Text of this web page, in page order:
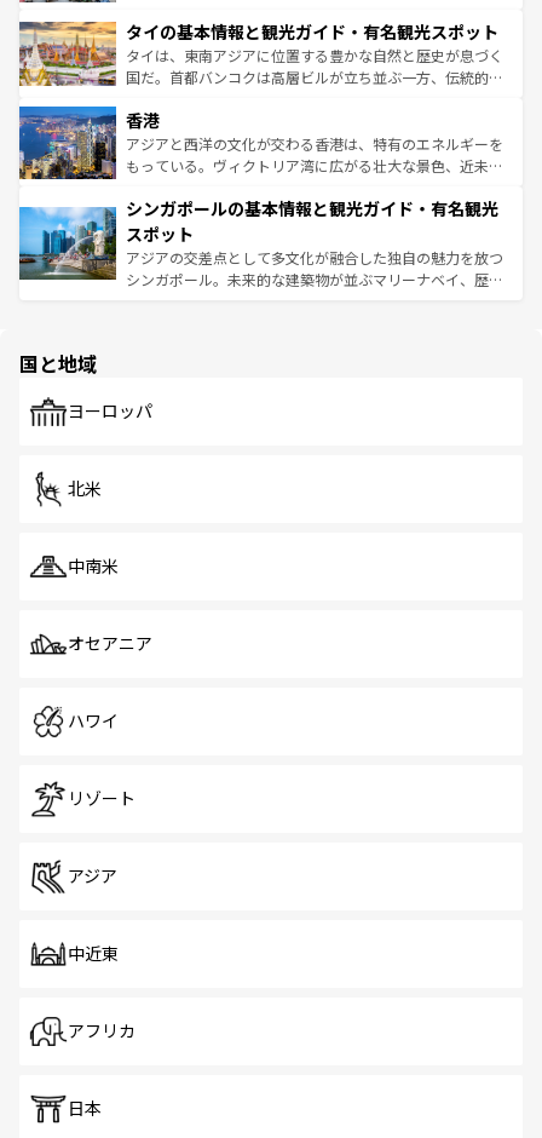
リティに包まれながら、韓国の多彩な魅力を心ゆくまで味
わってみてほしい。 なお、新着の韓国情報はコンテンツ一
覧を参照してほしい。
急速な発展と共に伝統が息づく。ハノイの古い町並みやホ
ーチミン市のフランス統治時代の建物も、独特の雰囲気を
醸し出している。また、バラエティの豊かさとおいしさで
とつ。フォーやバインミー、ベトナムコーヒーなどは、ぜ
ひ現地で味わいたい。どの地域を訪れてもあたたかい人々
が旅行者を迎えてくれるので、きっと忘れられない旅にな
参照してほしい。
タイの基本情報と観光ガイド・有名観光スポット
タイは、東南アジアに位置する豊かな自然と歴史が息づく
国だ。首都バンコクは高層ビルが立ち並ぶ一方、伝統的な
の活気が交差している。北部ではチェンマイなどの山岳地
帯で自然と触れ合い、南部ではプーケットやクラビの美し
いビーチでリゾート気分を楽しむことができる。タイ料理
激する。気候は一年中温暖で、どの季節にも異なる楽しみ
が待っている。親しみやすいタイの人々、仏教を中心とし
た文化、そして多様な観光資源が、訪れる旅人を魅了し続
ける。 なお、新着のタイ情報はコンテンツ一覧を参照して
香港
アジアと西洋の文化が交わる香港は、特有のエネルギーを
もっている。ヴィクトリア湾に広がる壮大な景色、近未来
み、どこを訪れても感動するはず。観光スポットが密集し
ており、効率よく見どころを回れるのも魅力。息をのむよ
うな絶景から文化的な体験まで、香港を存分に楽しみ尽く
そう。 なお、新着の香港情報はコンテンツ一覧を参照して
シンガポールの基本情報と観光ガイド・有名観光
スポット
アジアの交差点として多文化が融合した独自の魅力を放つ
シンガポール。未来的な建築物が並ぶマリーナベイ、歴史
で、ホーカーズは地元の風情を楽しめる外せないスポット
国と地域
ヨーロッパ
北米
中南米
オセアニア
ハワイ
リゾート
アジア
中近東
アフリカ
日本